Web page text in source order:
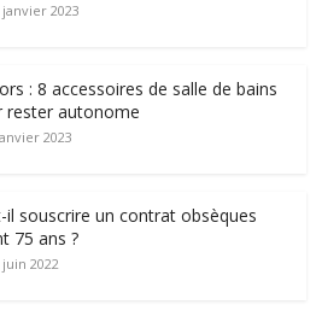
janvier 2023
: 8 accessoires de salle de bains
rester autonome
2023
il souscrire un contrat obsèques
75 ans ?
juin 2022